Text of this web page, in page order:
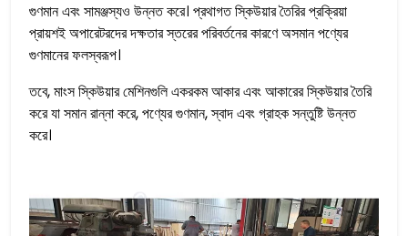
গুণমান এবং সামঞ্জস্যও উন্নত করে। প্রথাগত স্কিউয়ার তৈরির প্রক্রিয়া
প্রায়শই অপারেটরদের দক্ষতার স্তরের পরিবর্তনের কারণে অসমান পণ্যের
গুণমানের ফলস্বরূপ।
তবে, মাংস স্কিউয়ার মেশিনগুলি একরকম আকার এবং আকারের স্কিউয়ার তৈরি
করে যা সমান রান্না করে, পণ্যের গুণমান, স্বাদ এবং গ্রাহক সন্তুষ্টি উন্নত
করে।